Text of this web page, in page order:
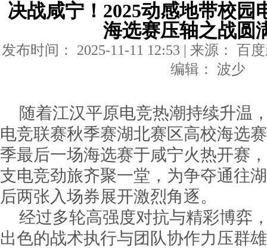
决战咸宁！2025动感地带校园
海选赛压轴之战圆
发布时间： 2025-11-11 12:53 | 来源： 百
编辑： 波少
随着江汉平原电竞热潮持续升温
电竞联赛秋季赛湖北赛区高校海选
季最后一场海选赛于咸宁火热开赛
支电竞劲旅齐聚一堂，为争夺通往
后两张入场券展开激烈角逐。
经过多轮高强度对抗与精彩博弈
出色的战术执行与团队协作力压群